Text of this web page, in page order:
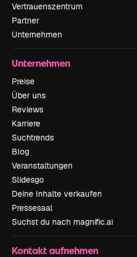
Vertrauenszentrum
Partner
Unternehmen
Unternehmen
Preise
Über uns
Reviews
Karriere
Suchtrends
Blog
Veranstaltungen
Slidesgo
Deine Inhalte verkaufen
Pressesaal
Suchst du nach magnific.ai
Kontakt aufnehmen